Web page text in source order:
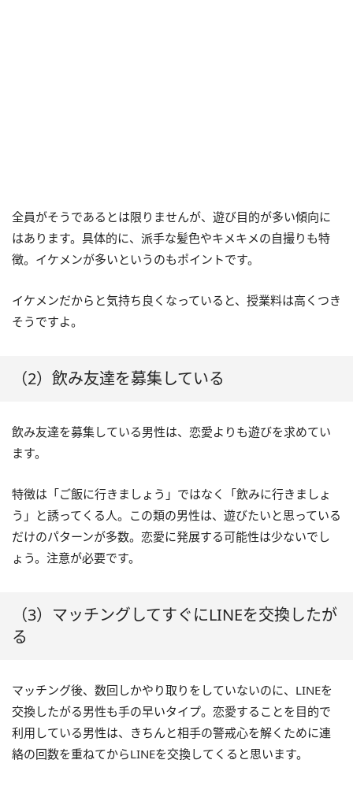
全員がそうであるとは限りませんが、遊び目的が多い傾向に
はあります。具体的に、派手な髪色やキメキメの自撮りも特
徴。イケメンが多いというのもポイントです。
イケメンだからと気持ち良くなっていると、授業料は高くつき
そうですよ。
（2）飲み友達を募集している
飲み友達を募集している男性は、恋愛よりも遊びを求めてい
ます。
特徴は「ご飯に行きましょう」ではなく「飲みに行きましょ
う」と誘ってくる人。この類の男性は、遊びたいと思っている
だけのパターンが多数。恋愛に発展する可能性は少ないでし
ょう。注意が必要です。
（3）マッチングしてすぐにLINEを交換したが
る
マッチング後、数回しかやり取りをしていないのに、LINEを
交換したがる男性も手の早いタイプ。恋愛することを目的で
利用している男性は、きちんと相手の警戒心を解くために連
絡の回数を重ねてからLINEを交換してくると思います。